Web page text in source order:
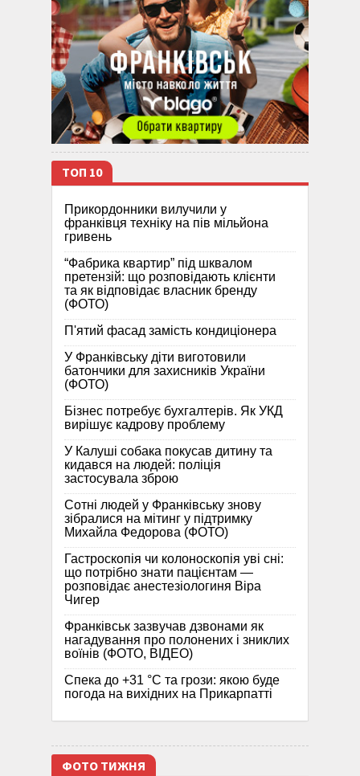
ТОП 10
Прикордонники вилучили у
франківця техніку на пів мільйона
гривень
“Фабрика квартир” під шквалом
претензій: що розповідають клієнти
та як відповідає власник бренду
(ФОТО)
П'ятий фасад замість кондиціонера
У Франківську діти виготовили
батончики для захисників України
(ФОТО)
Бізнес потребує бухгалтерів. Як УКД
вирішує кадрову проблему
У Калуші собака покусав дитину та
кидався на людей: поліція
застосувала зброю
Сотні людей у Франківську знову
зібралися на мітинг у підтримку
Михайла Федорова (ФОТО)
Гастроскопія чи колоноскопія уві сні:
що потрібно знати пацієнтам —
розповідає анестезіологиня Віра
Чигер
Франківськ зазвучав дзвонами як
нагадування про полонених і зниклих
воїнів (ФОТО, ВІДЕО)
Спека до +31 °C та грози: якою буде
погода на вихідних на Прикарпатті
ФОТО ТИЖНЯ